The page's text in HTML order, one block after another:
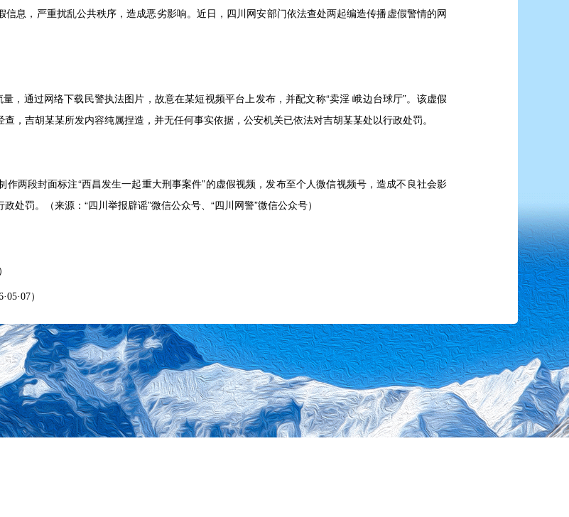
息，严重扰乱公共秩序，造成恶劣影响。近日，四川网安部门依法查处两起编造传播虚假警情的网
通过网络下载民警执法图片，故意在某短视频平台上发布，并配文称“卖淫 峨边台球厅”。该虚假
，吉胡某某所发内容纯属捏造，并无任何事实依据，公安机关已依法对吉胡某某处以行政处罚。
段封面标注“西昌发生一起重大刑事案件”的虚假视频，发布至个人微信视频号，造成不良社会影
罚。（来源：“四川举报辟谣”微信公众号、“四川网警”微信公众号）
）